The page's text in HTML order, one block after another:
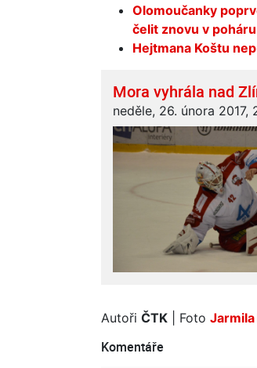
Olomoučanky
čelit znovu v poháru
Hejtmana Koštu
Mora vyhrála nad
neděle, 26. února 2017,
Autoři ČTK | Foto
Komentáře